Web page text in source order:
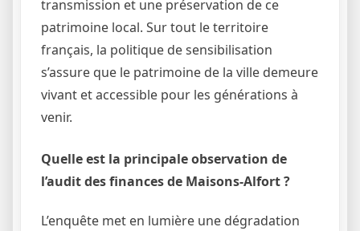
transmission et une préservation de ce
patrimoine local. Sur tout le territoire
français, la politique de sensibilisation
s’assure que le patrimoine de la ville demeure
vivant et accessible pour les générations à
venir.
Quelle est la principale observation de
l’audit des finances de Maisons-Alfort ?
L’enquête met en lumière une dégradation